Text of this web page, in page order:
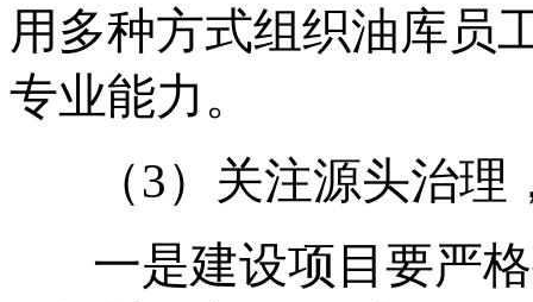
用多种方式组织油库员
专业能力。
（3）关注源头治
一是建设项目要严